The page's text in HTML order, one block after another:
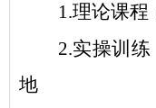
1.理论课
2.实操训
地